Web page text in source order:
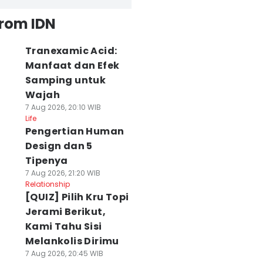
IDN
Tranexamic Acid:
Manfaat dan Efek
Samping untuk
Wajah
7 Aug 2026, 20:10 WIB
Life
Pengertian Human
Design dan 5
Tipenya
7 Aug 2026, 21:20 WIB
Relationship
[QUIZ] Pilih Kru Topi
Jerami Berikut,
Kami Tahu Sisi
Melankolis Dirimu
7 Aug 2026, 20:45 WIB